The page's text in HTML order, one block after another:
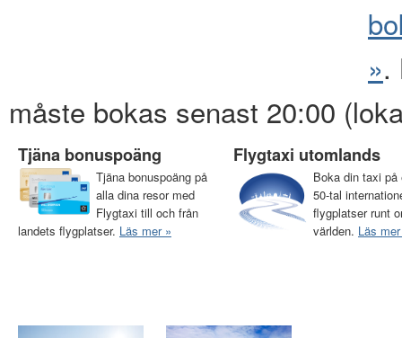
».
måste bokas senast 20:00
Tjäna bonuspoäng
Tjäna bonuspoäng på
alla dina resor med
Flygtaxi till och från
landets flygplatser. Läs mer »
Flygtaxi utomlands
Boka din taxi på
50-tal
flygplatser runt
världen. Läs